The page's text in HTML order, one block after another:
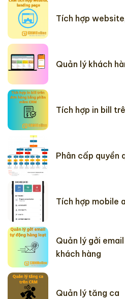
Tích hợp
Quản lý khách
Tích hợp in bill
Phân cấp quyền
Tích hợp mobile
Quản lý gởi
khách hàng
Quản lý tăng ca